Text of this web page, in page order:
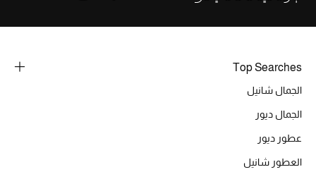
الموسم الجديد
ركن أناقة المنتجعات
Top Searches
الجمال شانيل
الجمال ديور
عطور ديور
العطور شانيل